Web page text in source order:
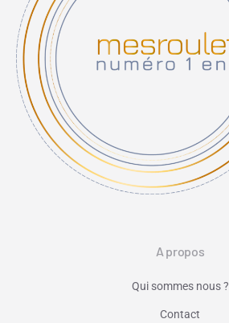
A propos
Qui sommes nous ?
Contact